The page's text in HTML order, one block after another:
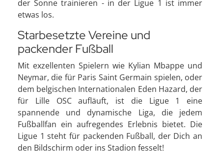
der Sonne trainieren - in der Ligue 1 ist immer
etwas los.
Starbesetzte Vereine und
packender Fußball
Mit exzellenten Spielern wie Kylian Mbappe und
Neymar, die für Paris Saint Germain spielen, oder
dem belgischen Internationalen Eden Hazard, der
für Lille OSC aufläuft, ist die Ligue 1 eine
spannende und dynamische Liga, die jedem
Fußballfan ein aufregendes Erlebnis bietet. Die
Ligue 1 steht für packenden Fußball, der Dich an
den Bildschirm oder ins Stadion fesselt!